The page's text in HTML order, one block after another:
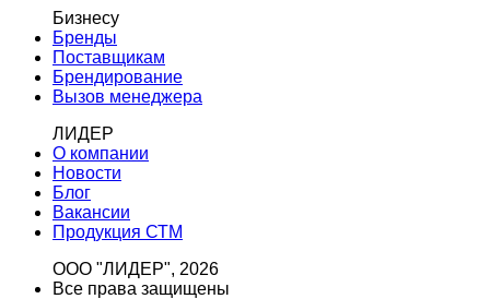
Бизнесу
Бренды
Поставщикам
Брендирование
Вызов менеджера
ЛИДЕР
О компании
Новости
Блог
Вакансии
Продукция СТМ
ООО "ЛИДЕР", 2026
Все права защищены